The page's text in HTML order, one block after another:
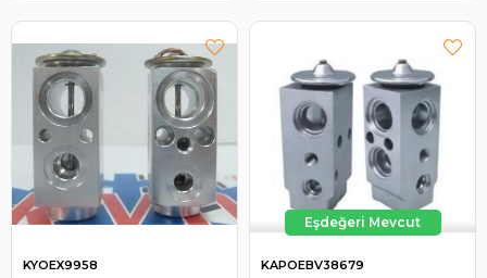
KYOEX9958 KAPOEBV38679